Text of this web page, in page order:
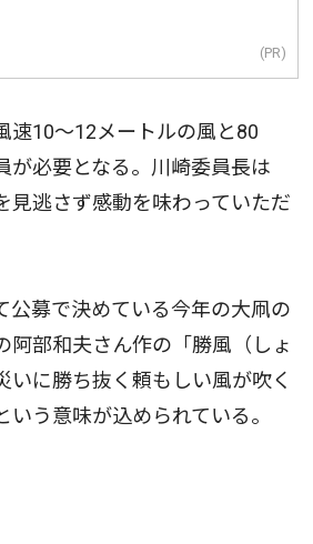
(PR)
10〜12メートルの風と80
が必要となる。川崎委員長は
見逃さず感動を味わっていただ
募で決めている今年の大凧の
阿部和夫さん作の「勝風（しょ
いに勝ち抜く頼もしい風が吹く
いう意味が込められている。